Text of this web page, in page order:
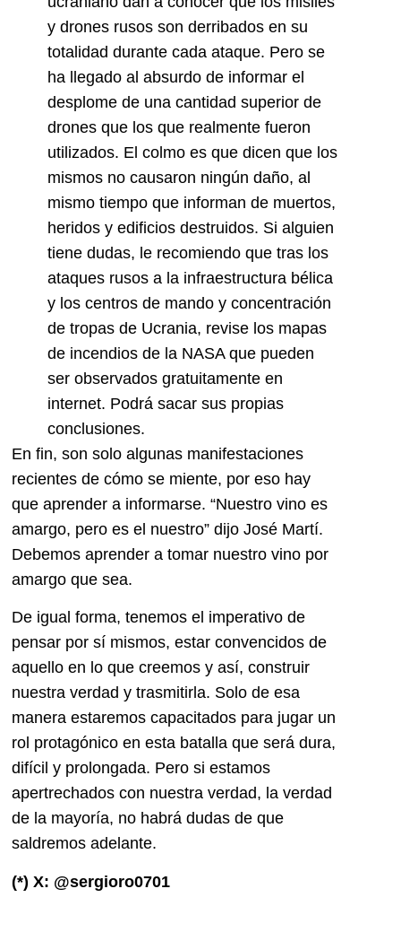
y drones rusos son derribados en su
totalidad durante cada ataque. Pero se
ha llegado al absurdo de informar el
desplome de una cantidad superior de
drones que los que realmente fueron
utilizados. El colmo es que dicen que los
mismos no causaron ningún daño, al
mismo tiempo que informan de muertos,
heridos y edificios destruidos. Si alguien
tiene dudas, le recomiendo que tras los
ataques rusos a la infraestructura bélica
y los centros de mando y concentración
de tropas de Ucrania, revise los mapas
de incendios de la NASA que pueden
ser observados gratuitamente en
internet. Podrá sacar sus propias
conclusiones.
En fin, son solo algunas manifestaciones
recientes de cómo se miente, por eso hay
que aprender a informarse. “Nuestro vino es
amargo, pero es el nuestro” dijo José Martí.
Debemos aprender a tomar nuestro vino por
amargo que sea.
De igual forma, tenemos el imperativo de
pensar por sí mismos, estar convencidos de
aquello en lo que creemos y así, construir
nuestra verdad y trasmitirla. Solo de esa
manera estaremos capacitados para jugar un
rol protagónico en esta batalla que será dura,
difícil y prolongada. Pero si estamos
apertrechados con nuestra verdad, la verdad
de la mayoría, no habrá dudas de que
saldremos adelante.
(*) X: @sergioro0701